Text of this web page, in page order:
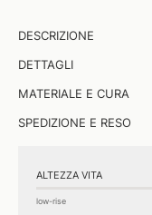
un
al
DESCRIZIONE
DETTAGLI
MATERIALE E CURA
SPEDIZIONE E RESO
ALTEZZA VITA
low-rise